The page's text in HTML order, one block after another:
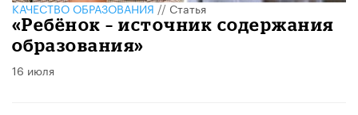
КАЧЕСТВО ОБРАЗОВАНИЯ//Статья
«Ребёнок – источник содержания
образования»
16 июля